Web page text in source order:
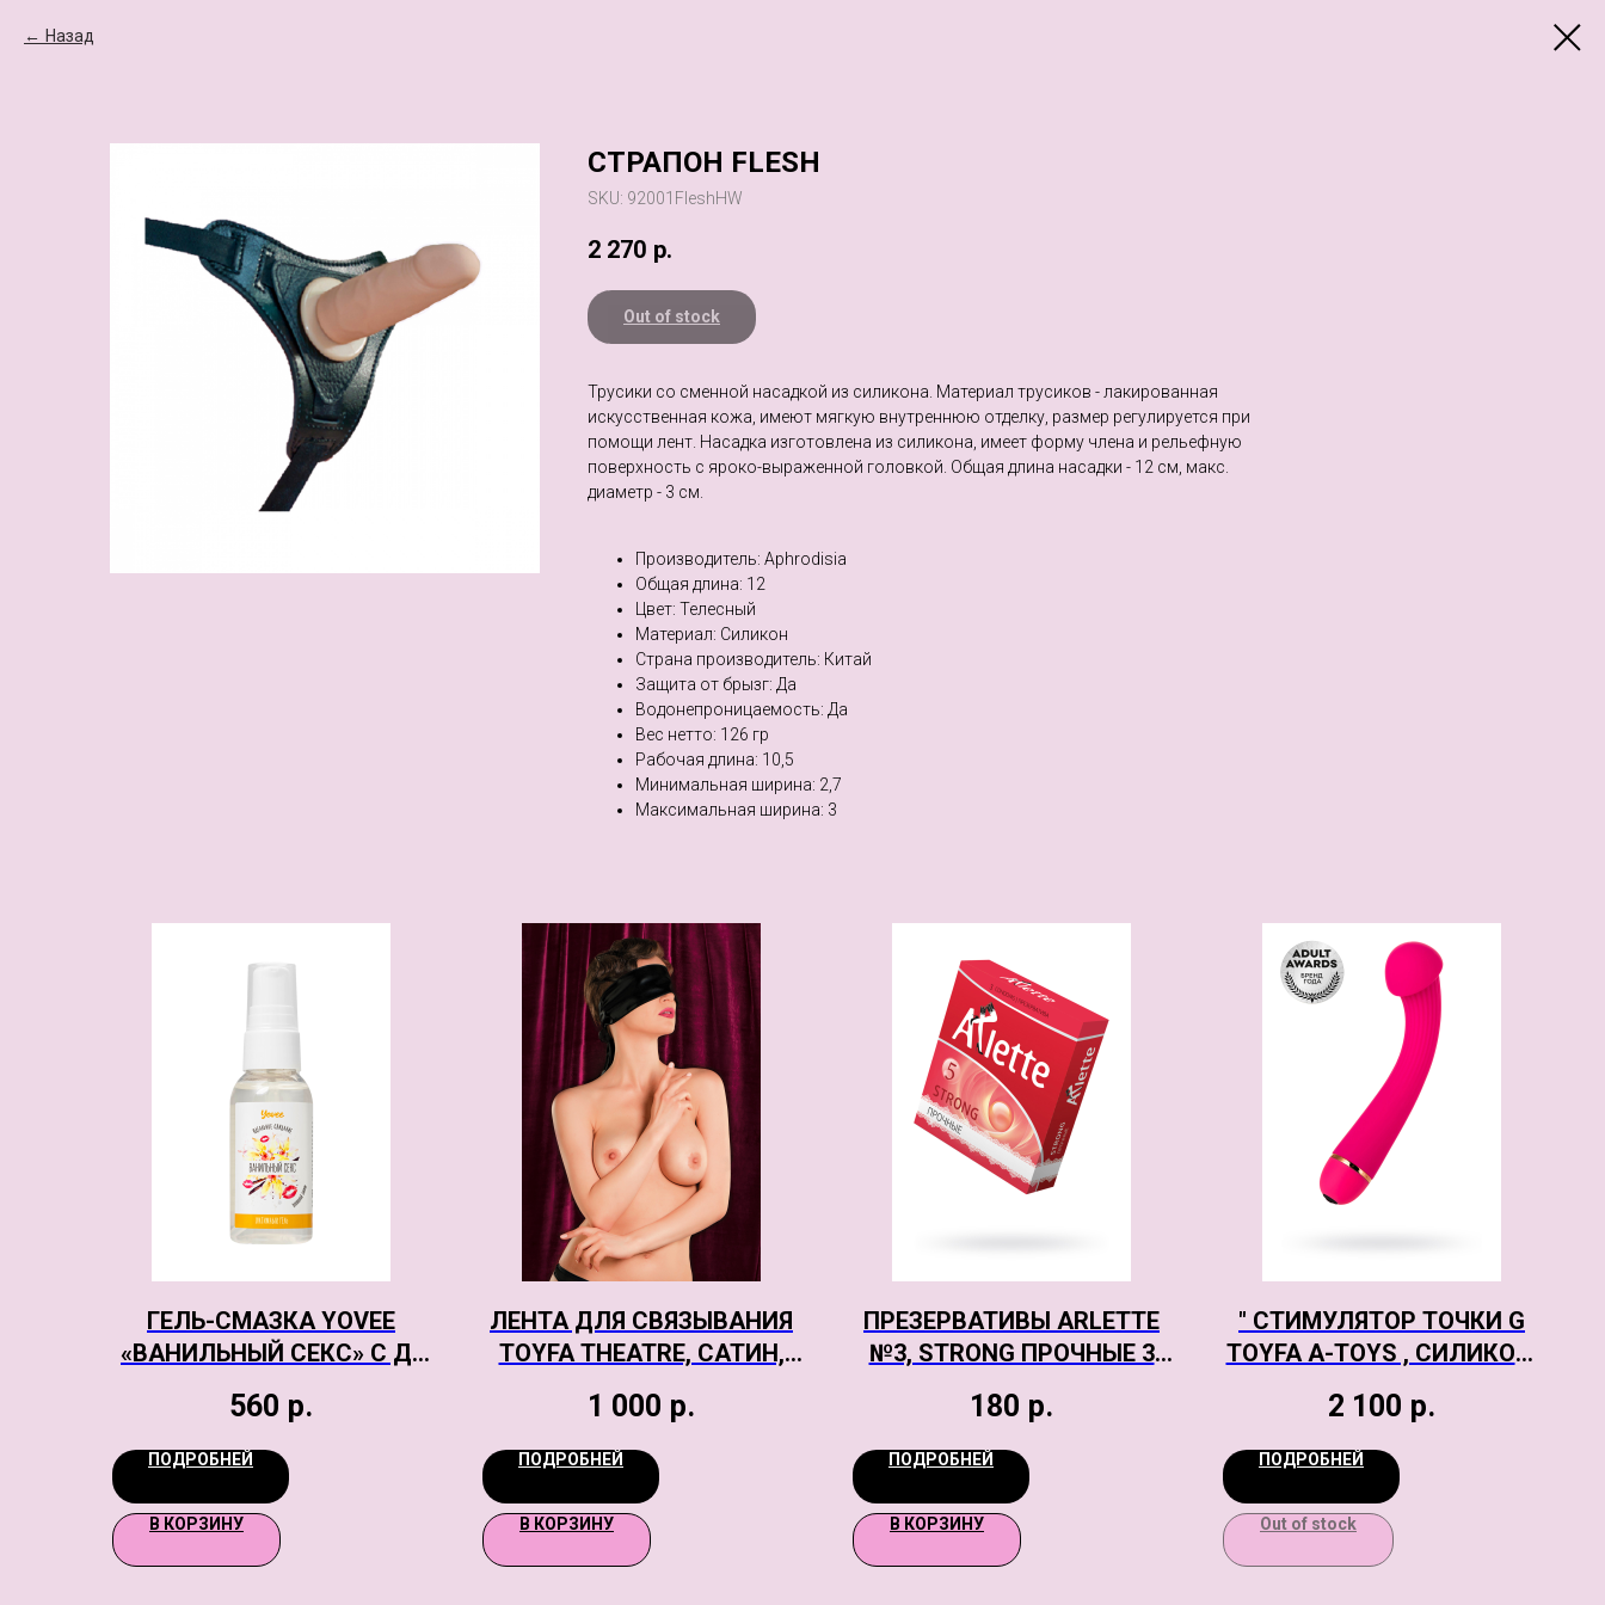
Назад
СТРАПОН FLESH
SKU: 92001FleshHW
2 270 р.
Out of stock
Трусики со сменной насадкой из силикона. Материал трусиков - лакированная
искусственная кожа, имеют мягкую внутреннюю отделку, размер регулируется при
помощи лент. Насадка изготовлена из силикона, имеет форму члена и рельефную
поверхность с яроко-выраженной головкой. Общая длина насадки - 12 см, макс.
диаметр - 3 см.
Производитель: Aphrodisia
Общая длина: 12
Цвет: Телесный
Материал: Силикон
Страна производитель: Китай
Защита от брызг: Да
Водонепроницаемость: Да
Веc нетто: 126 гр
Рабочая длина: 10,5
Минимальная ширина: 2,7
Максимальная ширина: 3
ГЕЛЬ-СМАЗКА YOVEE
«ВАНИЛЬНЫЙ СЕКС» С Д-
ВАНИЛЬНЫХ СЛИВОК, 50
МЛ
560 р.
ПОДРОБНЕЙ
В КОРЗИНУ
ЛЕНТА ДЛЯ СВЯЗЫВАНИЯ
TOYFA THEATRE, САТИН,
1 000 р.
ПОДРОБНЕЙ
В КОРЗИНУ
ПРЕЗЕРВАТИВЫ ARLETTE
№3, STRONG ПРОЧНЫЕ 3
180 р.
ПОДРОБНЕЙ
В КОРЗИНУ
" СТИМУЛЯТОР ТОЧКИ G
TOYFA A-TOYS , СИЛИКОН,
2 100 р.
ПОДРОБНЕЙ
Out of stock